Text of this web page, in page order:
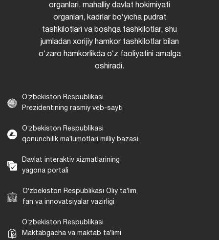
organlari, mahalliy davlat hokimiyati
organlari, kadrlar boʻyicha pudrat
tashkilotlari va boshqa tashkilotlar, shu
jumladan xorijiy hamkor tashkilotlar bilan
oʻzaro hamkorlikda oʻz faoliyatini amalga
oshiradi.
Oʻzbekiston Respublikasi
Prezidentining rasmiy veb-sayti
Oʻzbekiston Respublikasi
qonunchilik maʼlumotlari milliy bazasi
Davlat interaktiv xizmatlarining
yagona portali
Oʻzbekiston Respublikasi Oliy taʼlim,
fan va innovatsiyalar vazirligi
Oʻzbekiston Respublikasi
Maktabgacha va maktab taʼlimi